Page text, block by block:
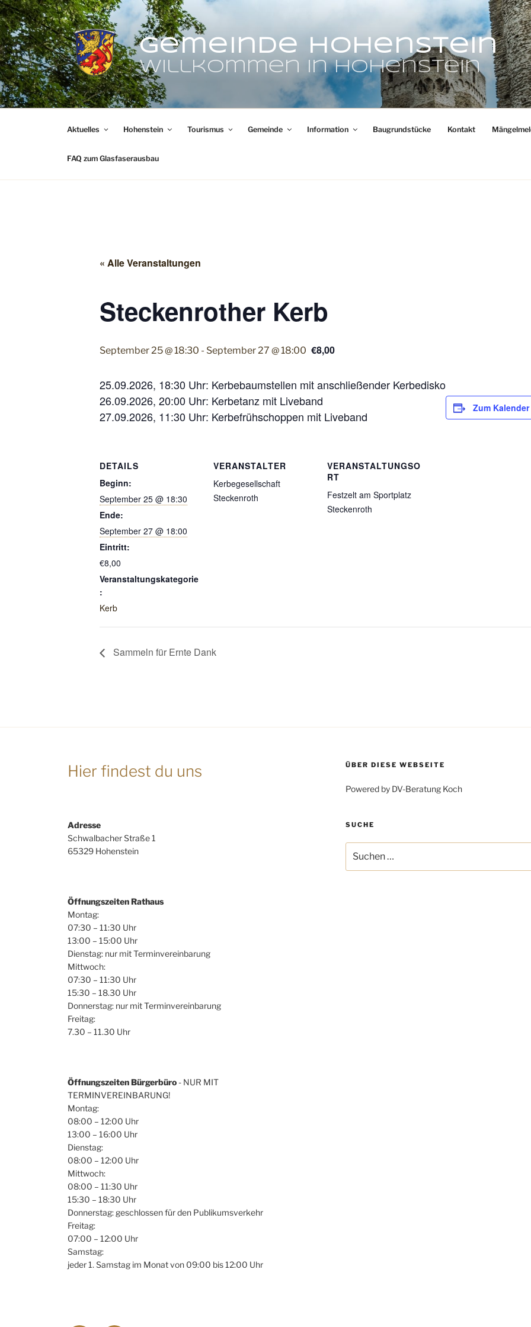
Zum
Inhalt
springen
Gemeinde Hohenstein
Willkommen in Hohenstein
Aktuelles Hohenstein Tourismus Gemeinde Information Baugrundstücke Kontakt
FAQ zum Glasfaserausbau
« Alle Veranstaltungen
Steckenrother Kerb
September 25 @ 18:30 - September 27 @ 18:00 €8,00
25.09.2026, 18:30 Uhr: Kerbebaumstellen mit anschließender Kerbedisko
26.09.2026, 20:00 Uhr: Kerbetanz mit Liveband
27.09.2026, 11:30 Uhr: Kerbefrühschoppen mit Liveband
Zum
DETAILS
Beginn:
September 25 @ 18:30
Ende:
September 27 @ 18:00
Eintritt:
€8,00
Veranstaltungskategorie
:
Kerb
VERANSTALTER
Kerbegesellschaft
Steckenroth
VERANSTALTUNGSO
RT
Festzelt am Sportplatz
Steckenroth
Sammeln für Ernte Dank
Hier findest du uns
Adresse
Schwalbacher Straße 1
65329 Hohenstein
Öffnungszeiten Rathaus
Montag:
07:30 – 11:30 Uhr
13:00 – 15:00 Uhr
Dienstag: nur mit Terminvereinbarung
Mittwoch:
07:30 – 11:30 Uhr
15:30 – 18.30 Uhr
Donnerstag: nur mit Terminvereinbarung
Freitag:
7.30 – 11.30 Uhr
Öffnungszeiten Bürgerbüro - NUR MIT
TERMINVEREINBARUNG!
Montag:
08:00 – 12:00 Uhr
13:00 – 16:00 Uhr
Dienstag:
08:00 – 12:00 Uhr
Mittwoch:
08:00 – 11:30 Uhr
15:30 – 18:30 Uhr
Donnerstag: geschlossen für den Publikumsverkehr
Freitag:
07:00 – 12:00 Uhr
Samstag:
jeder 1. Samstag im Monat von 09:00 bis 12:00 Uhr
ÜBER DIESE WEBSEITE
Powered by DV-Beratung Koch
SUCHE
nach: